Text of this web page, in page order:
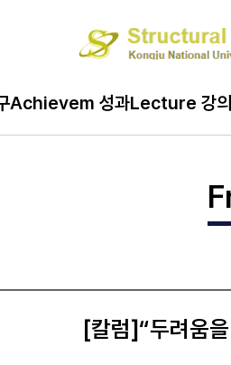
Achievem 성과Lecture 강의
[칼럼]“두려움